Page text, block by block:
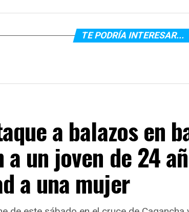
TE PODRÍA INTERESAR...
a balazos en
a un joven de 24
a una mujer